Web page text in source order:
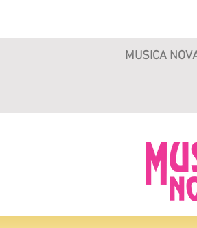
MUSICA